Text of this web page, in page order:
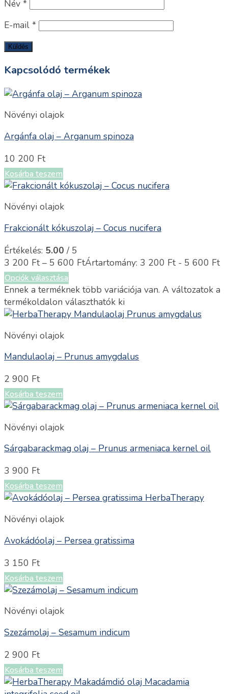
Név *
E-mail *
Kapcsolódó termékek
Növényi olajok
Argánfa olaj – Arganum spinoza
10 200 Ft
Kosárba teszem
Növényi olajok
Frakcionált kókuszolaj – Cocus nucifera
Értékelés: 5.00 / 5
3 200 Ft – 5 600 FtÁrtartomány: 3 200 Ft - 5 600 Ft
Opciók választása
Ennek a terméknek több variációja van. A változatok a
termékoldalon választhatók ki
Növényi olajok
Mandulaolaj – Prunus amygdalus
2 900 Ft
Kosárba teszem
Növényi olajok
Sárgabarackmag olaj – Prunus armeniaca kernel oil
3 900 Ft
Kosárba teszem
Növényi olajok
Avokádóolaj – Persea gratissima
3 150 Ft
Kosárba teszem
Növényi olajok
Szezámolaj – Sesamum indicum
2 900 Ft
Kosárba teszem